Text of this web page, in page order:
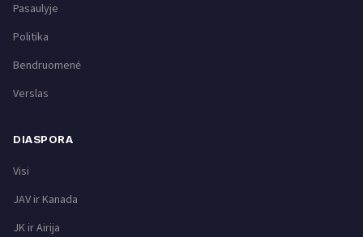
Pasaulyje
Politika
Bendruomenė
Verslas
DIASPORA
Visi
JAV ir Kanada
JK ir Airija